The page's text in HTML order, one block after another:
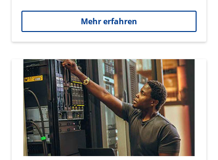
Mehr erfahren